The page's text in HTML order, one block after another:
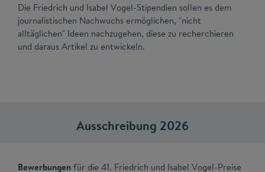
Die Friedrich und Isabel Vogel-Stipendien sollen es dem
journalistischen Nachwuchs ermöglichen, "nicht
alltäglichen" Ideen nachzugehen, diese zu recherchieren
und daraus Artikel zu entwickeln.
Ausschreibung 2026
Bewerbungenfür die 41. Friedrich und Isabel Vogel-Preise